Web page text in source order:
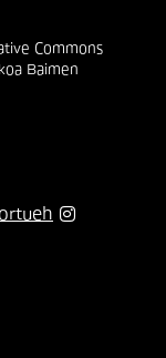
Commons
Baimen